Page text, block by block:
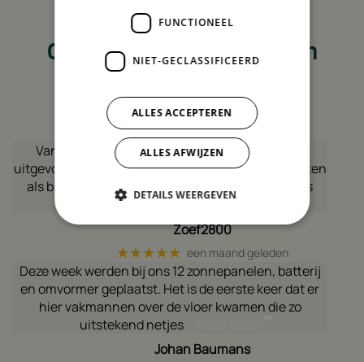
Nog niet overtuigd?
Ontdek de ervaringen van
enkele klanten!
Vandaag installatie van 10 panelen en batterij
uitgevoerd door Green House Solutions.Zowel buiten
als binnen installatie overtreft verwachting en is
estethetis optimaal… Meer lezen
Zoef2800
★★★★★ een maand geleden
Deze week werden bij ons 12 zonnepanelen, batterij
en omvormer geplaatst. Het is de eerste keer dat er
hier vakmannen over de vloer kwamen die zo
uitstekend netjes
Johan Baumans
FUNCTIONEEL
NIET-GECLASSIFICEERD
ALLES ACCEPTEREN
ALLES AFWIJZEN
DETAILS WEERGEVEN